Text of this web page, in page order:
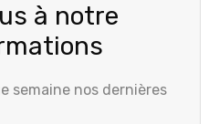
à notre
semaine nos dernières